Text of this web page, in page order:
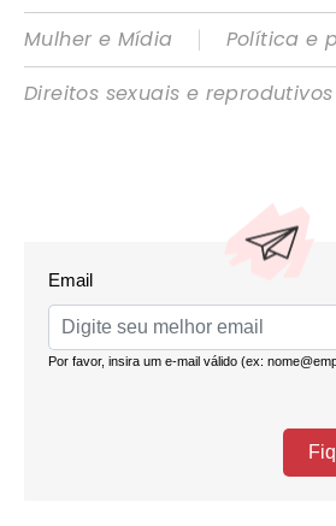
Mulher e Mídia
|
Política e
Direitos sexuais e reprodutivos